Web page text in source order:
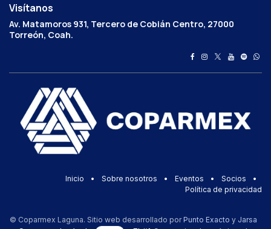
Visítanos
Av. Matamoros 931, Tercero de Cobián Centro, 27000
Torreón, Coah.
Inicio • Sobre nosotros • Eventos • Socios
•
Política de privacidad
© Coparmex Laguna. Sitio web desarrollado por Punto Exacto y Jarsa